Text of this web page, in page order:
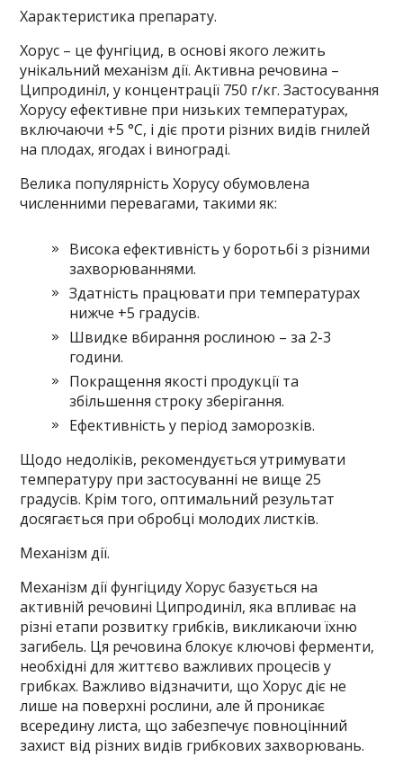
Характеристика препарату.
Хорус – це фунгіцид, в основі якого лежить
унікальний механізм дії. Активна речовина –
Ципродиніл, у концентрації 750 г/кг. Застосування
Хорусу ефективне при низьких температурах,
включаючи +5 °С, і діє проти різних видів гнилей
на плодах, ягодах і винограді.
Велика популярність Хорусу обумовлена
численними перевагами, такими як:
Висока ефективність у боротьбі з різними
захворюваннями.
Здатність працювати при температурах
нижче +5 градусів.
Швидке вбирання рослиною – за 2-3
години.
Покращення якості продукції та
збільшення строку зберігання.
Ефективність у період заморозків.
Щодо недоліків, рекомендується утримувати
температуру при застосуванні не вище 25
градусів. Крім того, оптимальний результат
досягається при обробці молодих листків.
Механізм дії.
Механізм дії фунгіциду Хорус базується на
активній речовині Ципродиніл, яка впливає на
різні етапи розвитку грибків, викликаючи їхню
загибель. Ця речовина блокує ключові ферменти,
необхідні для життєво важливих процесів у
грибках. Важливо відзначити, що Хорус діє не
лише на поверхні рослини, але й проникає
всередину листа, що забезпечує повноцінний
захист від різних видів грибкових захворювань.